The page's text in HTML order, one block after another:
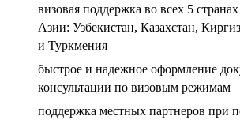
визовая поддержка во всех 5
Азии: Узбекистан, Казахстан,
и Туркмения
быстрое и надежное оформление
консультации по визовым режимам
поддержка местных партнеров при